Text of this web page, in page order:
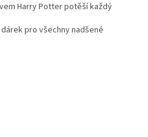
Harry Potter potěší každý
pro všechny nadšené